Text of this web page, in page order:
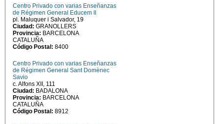
Centro Privado con varias Enseñanzas
de Régimen General Educem II
pl. Maluquer i Salvador, 19
Ciudad: GRANOLLERS
Provincia: BARCELONA
CATALUÑA
Código Postal: 8400
Centro Privado con varias Enseñanzas
de Régimen General Sant Domènec
Savio
c. Alfons XII, 111
Ciudad: BADALONA
Provincia: BARCELONA
CATALUÑA
Código Postal: 8912